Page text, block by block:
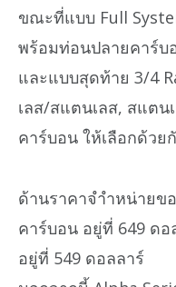
ขณะที่แบบ Full
พร้อมท่อนปลายคาร์บ
และแบบสุดท้าย 3/4
เลส/สแตนเลส, สแตน
คาร์บอน ให้เลือกด้วย
ด้านราคาจำำหน่ายข
คาร์บอน อยู่ที่ 649 ด
อยู่ที่ 549 ดอลลาร์